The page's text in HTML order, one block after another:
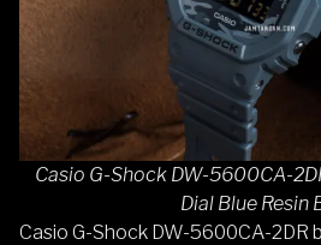
Casio G-Shock DW-5600CA-
Dial Blue Resin
Casio G-Shock DW-5600CA-2DR